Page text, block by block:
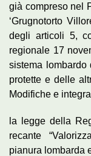
già compreso nel
‘Grugnotorto
degli articoli 5,
regionale 17
sistema
protette e delle
Modifiche e
la legge della
recante
pianura lombarda